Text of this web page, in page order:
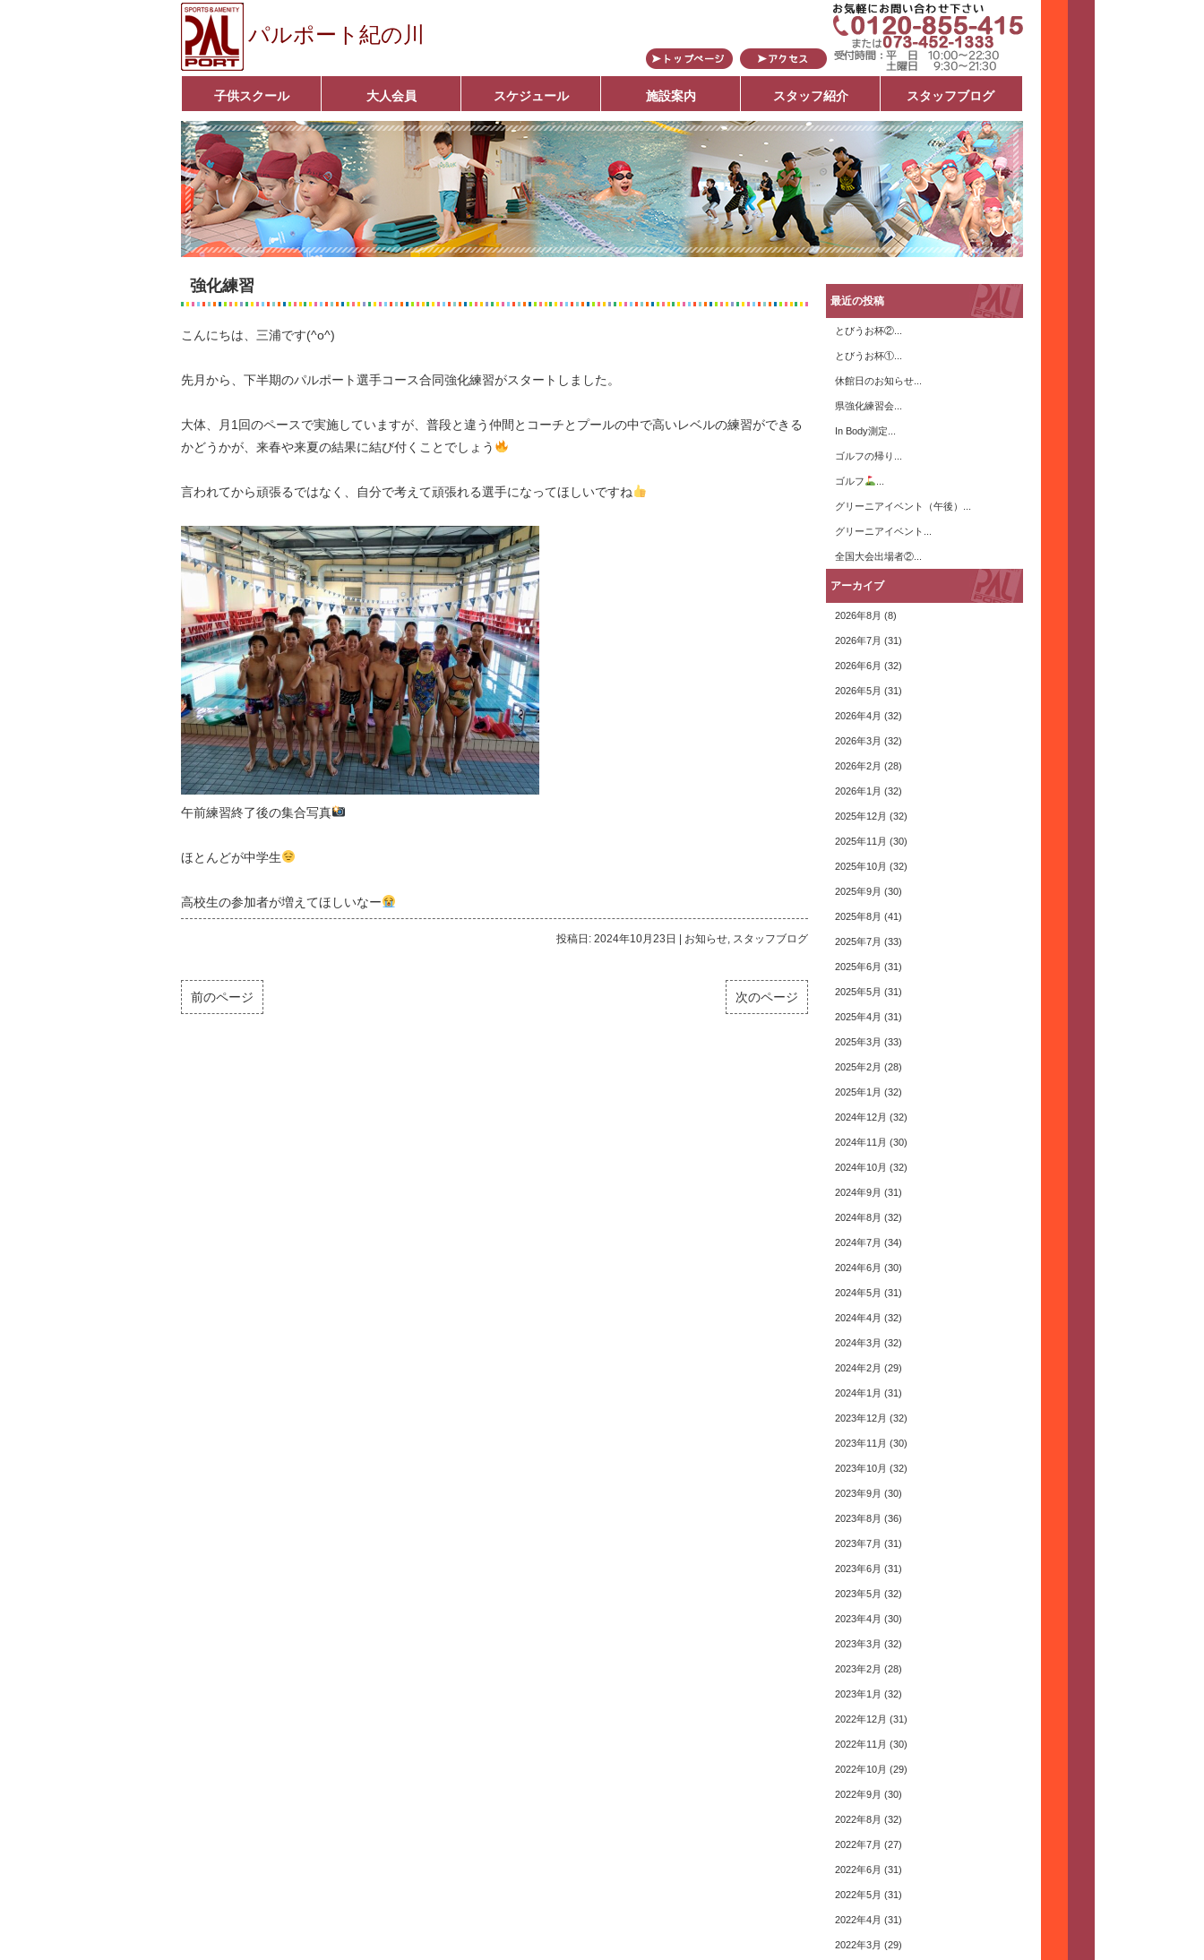
パルポート紀の川
子供スクール
ベビーコース
幼児コース
小学生コース
育成コース
選手コース
キッズパーク(体操教室)
子どもダンス教室
■入会案内■
大人会員
アクア悠々クラブ
いきいきコース
■入会案内■
スケジュール 施設案内 スタッフ紹介 スタッフブログ
強化練習
こんにちは、三浦です(^o^)
先月から、下半期のパルポート選手コース合同強化練習がスタートしました。
大体、月1回のペースで実施していますが、普段と違う仲間とコーチとプールの中で高いレベルの練習ができる
かどうかが、来春や来夏の結果に結び付くことでしょう
言われてから頑張るではなく、自分で考えて頑張れる選手になってほしいですね
午前練習終了後の集合写真
ほとんどが中学生
高校生の参加者が増えてほしいなー
投稿日: 2024年10月23日 お知らせ, スタッフブログ
前のページ 次のページ
最近の投稿
とびうお杯②...
とびうお杯①...
休館日のお知らせ...
県強化練習会...
In Body測定...
ゴルフの帰り...
ゴルフ
グリーニアイベント（午後）...
グリーニアイベント...
全国大会出場者②...
アーカイブ
2026年8月 (8)
2026年7月 (31)
2026年6月 (32)
2026年5月 (31)
2026年4月 (32)
2026年3月 (32)
2026年2月 (28)
2026年1月 (32)
2025年12月 (32)
2025年11月 (30)
2025年10月 (32)
2025年9月 (30)
2025年8月 (41)
2025年7月 (33)
2025年6月 (31)
2025年5月 (31)
2025年4月 (31)
2025年3月 (33)
2025年2月 (28)
2025年1月 (32)
2024年12月 (32)
2024年11月 (30)
2024年10月 (32)
2024年9月 (31)
2024年8月 (32)
2024年7月 (34)
2024年6月 (30)
2024年5月 (31)
2024年4月 (32)
2024年3月 (32)
2024年2月 (29)
2024年1月 (31)
2023年12月 (32)
2023年11月 (30)
2023年10月 (32)
2023年9月 (30)
2023年8月 (36)
2023年7月 (31)
2023年6月 (31)
2023年5月 (32)
2023年4月 (30)
2023年3月 (32)
2023年2月 (28)
2023年1月 (32)
2022年12月 (31)
2022年11月 (30)
2022年10月 (29)
2022年9月 (30)
2022年8月 (32)
2022年7月 (27)
2022年6月 (31)
2022年5月 (31)
2022年4月 (31)
2022年3月 (29)